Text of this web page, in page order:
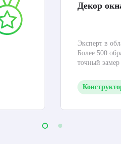
Декор
Эксперт в
Более 500
точный замер